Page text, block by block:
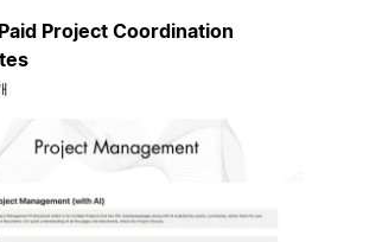
Project Coordination